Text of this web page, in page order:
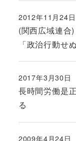
(関西広域連
「政治行動せぬ
投稿日
2012年11月24日
長時間労働是
る
投稿日
2017年3月30日
2009年4月24日